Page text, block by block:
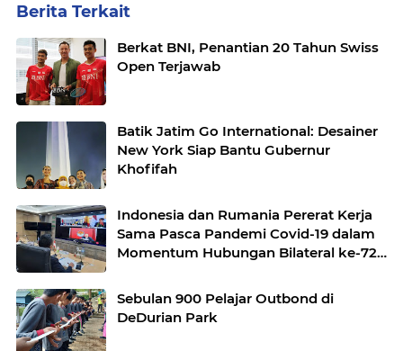
Berita Terkait
Berkat BNI, Penantian 20 Tahun Swiss
Open Terjawab
Batik Jatim Go International: Desainer
New York Siap Bantu Gubernur
Khofifah
Indonesia dan Rumania Pererat Kerja
Sama Pasca Pandemi Covid-19 dalam
Momentum Hubungan Bilateral ke-72
Sebulan 900 Pelajar Outbond di
DeDurian Park